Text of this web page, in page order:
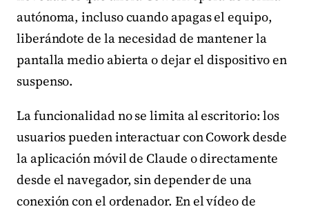
autónoma, incluso cuando apagas el equipo,
liberándote de la necesidad de mantener la
pantalla medio abierta o dejar el dispositivo en
suspenso.
La funcionalidad no se limita al escritorio: los
usuarios pueden interactuar con Cowork desde
la aplicación móvil de Claude o directamente
desde el navegador, sin depender de una
conexión con el ordenador. En el vídeo de